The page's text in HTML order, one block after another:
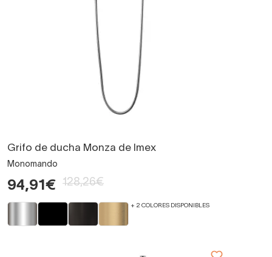
Grifo de ducha Monza de Imex
Monomando
94,91€ 128,26€
+ 2 COLORES DISPONIBLES